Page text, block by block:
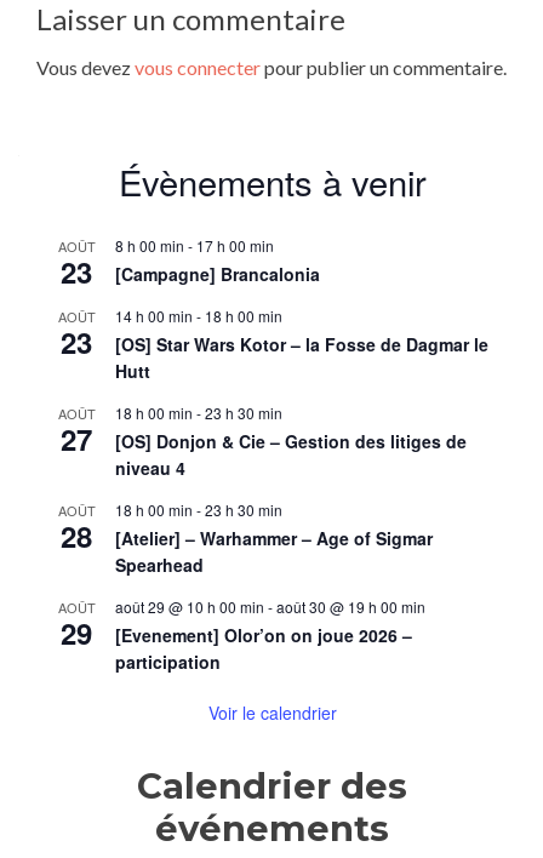
Laisser un commentaire
Vous devezvous connecterpour publier un commentaire.
Évènements à venir
AOÛT
23
8 h 00 min - 17 h 00 min
[Campagne] Brancalonia
AOÛT
23
14 h 00 min - 18 h 00 min
[OS] Star Wars Kotor – la Fosse de Dagmar le
Hutt
AOÛT
27
18 h 00 min -23 h 30 min
[OS] Donjon & Cie – Gestion des litiges de
niveau 4
AOÛT
28
18 h 00 min -23 h 30 min
[Atelier] – Warhammer – Age of Sigmar
Spearhead
AOÛT
29
août 29 @ 10 h 00 min -août 30 @ 19 h 00 min
[Evenement] Olor’on on joue 2026 –
participation
Voir le calendrier
Calendrier des
événements